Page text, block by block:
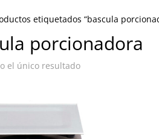
etiquetados “bascula
porcionadora
el único resultado